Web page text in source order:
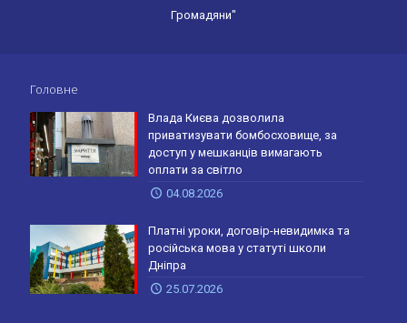
Громадяни"
Головне
Влада Києва дозволила
приватизувати бомбосховище, за
доступ у мешканців вимагають
оплати за світло
04.08.2026
Платні уроки, договір-невидимка та
російська мова у статуті школи
Дніпра
25.07.2026